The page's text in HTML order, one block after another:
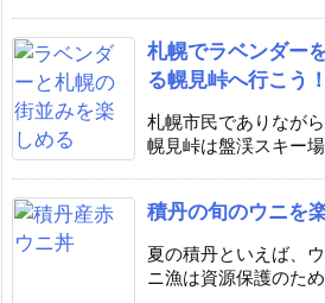
札幌でラベンダー
る幌見峠へ行こう！
札幌市民でありなが
幌見峠は盤渓スキー
積丹の旬のウニを
夏の積丹といえば、
ニ漁は資源保護のた